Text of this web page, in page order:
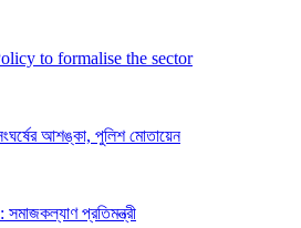
to formalise the sector
আশঙ্কা, পুলিশ মোতায়েন
প্রতিমন্ত্রী